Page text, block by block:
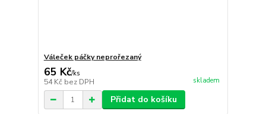
Váleček páčky neprořezaný
65 Kč/ks
54 Kč bez DPH skladem
Přidat do košíku